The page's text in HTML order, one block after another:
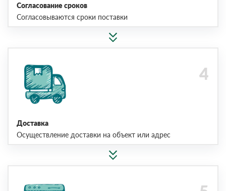
Согласование сроков
Согласовываются сроки поставки
Доставка
Осуществление доставки на объект или адрес